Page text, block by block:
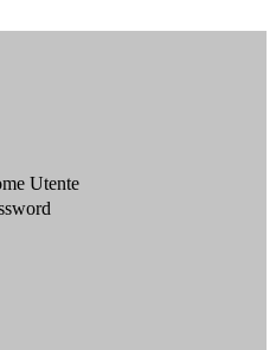
Utente